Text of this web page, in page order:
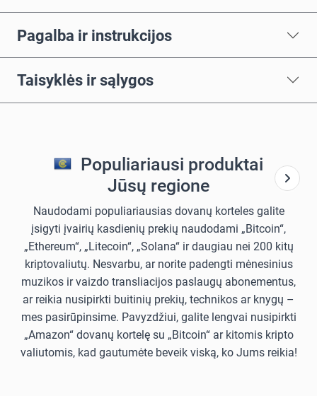
Pagalba ir instrukcijos
Taisyklės ir sąlygos
Populiariausi produktai
Jūsų regione
Naudodami populiariausias dovanų korteles galite
įsigyti įvairių kasdienių prekių naudodami „Bitcoin“,
„Ethereum“, „Litecoin“, „Solana“ ir daugiau nei 200 kitų
kriptovaliutų. Nesvarbu, ar norite padengti mėnesinius
muzikos ir vaizdo transliacijos paslaugų abonementus,
ar reikia nusipirkti buitinių prekių, technikos ar knygų –
mes pasirūpinsime. Pavyzdžiui, galite lengvai nusipirkti
„Amazon“ dovanų kortelę su „Bitcoin“ ar kitomis kripto
valiutomis, kad gautumėte beveik viską, ko Jums reikia!